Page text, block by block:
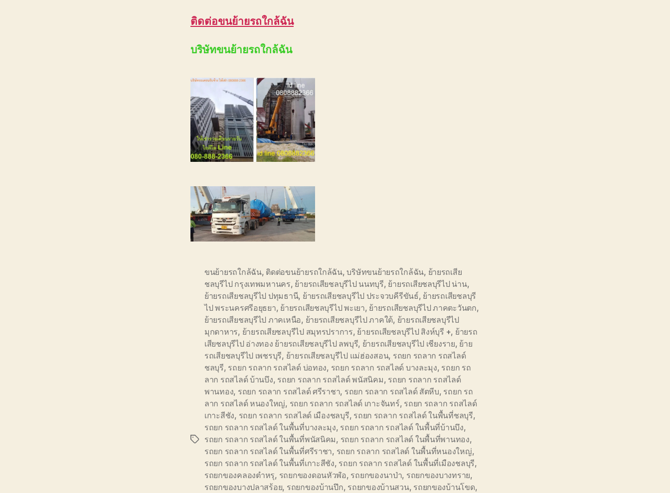
ติดต่อขนย้ายรถใกล้ฉัน
บริษัทขนย้ายรถใกล้ฉัน
Tags
ขนย้ายรถใกล้ฉัน, ติดต่อขนย้ายรถใกล้ฉัน,บริษัทขนย้ายรถใกล้ฉัน, ย้ายรถเสีย
ชลบุรีไป กรุงเทพมหานคร, ย้ายรถเสียชลบุรีไป นนทบุรี, ย้ายรถเสียชลบุรีไป น่าน,
ย้ายรถเสียชลบุรีไป ปทุมธานี, ย้ายรถเสียชลบุรีไป ประจวบคีรีขันธ์, ย้ายรถเสียชลบุรี
ไป พระนครศรีอยุธยา, ย้ายรถเสียชลบุรีไป พะเยา, ย้ายรถเสียชลบุรีไป ภาคตะวันตก,
ย้ายรถเสียชลบุรีไป ภาคเหนือ, ย้ายรถเสียชลบุรีไป ภาคใต้, ย้ายรถเสียชลบุรีไป
มุกดาหาร, ย้ายรถเสียชลบุรีไป สมุทรปราการ, ย้ายรถเสียชลบุรีไป สิงห์บุรี +, ย้ายรถ
เสียชลบุรีไป อ่างทอง ย้ายรถเสียชลบุรีไป ลพบุรี, ย้ายรถเสียชลบุรีไป เชียงราย, ย้าย
รถเสียชลบุรีไป เพชรบุรี, ย้ายรถเสียชลบุรีไป แม่ฮ่องสอน, รถยก รถลาก รถสไลด์
ชลบุรี, รถยก รถลาก รถสไลด์ บ่อทอง, รถยก รถลาก รถสไลด์ บางละมุง, รถยก รถ
ลาก รถสไลด์ บ้านบึง, รถยก รถลาก รถสไลด์ พนัสนิคม, รถยก รถลาก รถสไลด์
พานทอง, รถยก รถลาก รถสไลด์ ศรีราชา, รถยก รถลาก รถสไลด์ สัตหีบ, รถยก รถ
ลาก รถสไลด์ หนองใหญ่, รถยก รถลาก รถสไลด์ เกาะจันทร์, รถยก รถลาก รถสไลด์
เกาะสีชัง, รถยก รถลาก รถสไลด์ เมืองชลบุรี, รถยก รถลาก รถสไลด์ ในพื้นที่ชลบุรี,
รถยก รถลาก รถสไลด์ ในพื้นที่บางละมุง, รถยก รถลาก รถสไลด์ ในพื้นที่บ้านบึง,
รถยก รถลาก รถสไลด์ ในพื้นที่พนัสนิคม, รถยก รถลาก รถสไลด์ ในพื้นที่พานทอง,
รถยก รถลาก รถสไลด์ ในพื้นที่ศรีราชา, รถยก รถลาก รถสไลด์ ในพื้นที่หนองใหญ่,
รถยก รถลาก รถสไลด์ ในพื้นที่เกาะสีชัง, รถยก รถลาก รถสไลด์ ในพื้นที่เมืองชลบุรี,
รถยกของคลองตำหรุ, รถยกของดอนหัวฬ่อ, รถยกของนาป่า, รถยกของบางทราย,
รถยกของบางปลาสร้อย, รถยกของบ้านปึก, รถยกของบ้านสวน, รถยกของบ้านโขด,